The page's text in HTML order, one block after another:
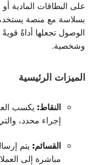
على البطاقات المادية
بسلاسة مع منصة
الوصول تجعلها أداةً
وشخصية.
الميزات الرئيسية
النقاط: يكسب
إجراء محدد،
القسائم: يتم
مباشرة إلى